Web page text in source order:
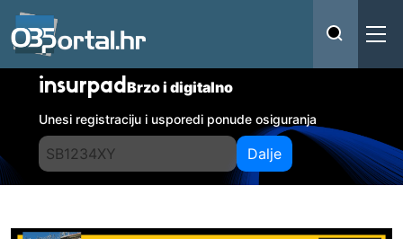
insurpadBrzo i digitalno
Unesi registraciju i usporedi ponude osiguranja
Dalje